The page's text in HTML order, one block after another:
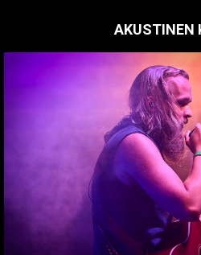
AKUSTINEN